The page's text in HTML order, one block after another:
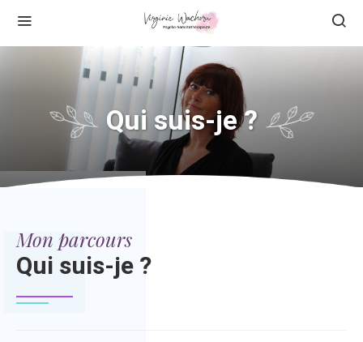
Qui suis-je ?
Mon parcours
Qui suis-je ?